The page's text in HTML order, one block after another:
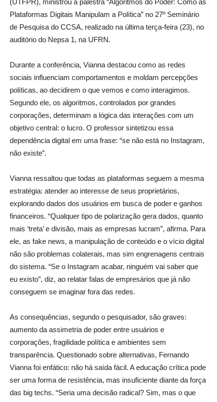
Plataformas Digitais Manipulam a Política” no 27º Seminário
de Pesquisa do CCSA, realizado na última terça-feira (23), no
auditório do Nepsa 1, na UFRN.
Durante a conferência, Vianna destacou como as redes
sociais influenciam comportamentos e moldam percepções
políticas, ao decidirem o que vemos e como interagimos.
Segundo ele, os algoritmos, controlados por grandes
corporações, determinam a lógica das interações com um
objetivo central: o lucro. O professor sintetizou essa
dependência digital em uma frase: “se não está no Instagram,
não existe”.
Vianna ressaltou que todas as plataformas seguem a mesma
estratégia: atender ao interesse de seus proprietários,
explorando dados dos usuários em busca de poder e ganhos
financeiros. “Qualquer tipo de polarização gera dados, quanto
mais ‘treta’ e divisão, mais as empresas lucram”, afirma. Para
ele, as fake news, a manipulação de conteúdo e o vício digital
não são problemas colaterais, mas sim engrenagens centrais
do sistema. “Se o Instagram acabar, ninguém vai saber que
eu existo”, diz, ao relatar falas de empresários que já não
conseguem se imaginar fora das redes.
As consequências, segundo o pesquisador, são graves:
aumento da assimetria de poder entre usuários e
corporações, fragilidade política e ambientes sem
transparência. Questionado sobre alternativas, Fernando
Vianna foi enfático: não há saída fácil. A educação crítica pode
ser uma forma de resistência, mas insuficiente diante da força
das big techs. “Seria uma decisão radical? Sim, mas o que